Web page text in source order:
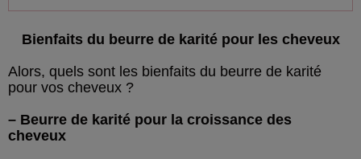
Bienfaits du beurre de karité pour les cheveux
Alors, quels sont les bienfaits du beurre de karité
pour vos cheveux ?
– Beurre de karité pour la croissance des
cheveux